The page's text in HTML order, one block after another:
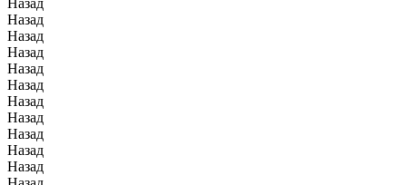
Назад
Назад
Назад
Назад
Назад
Назад
Назад
Назад
Назад
Назад
Назад